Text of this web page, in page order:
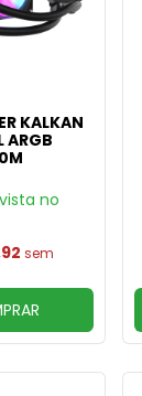
KALKAN
ARGB
sem